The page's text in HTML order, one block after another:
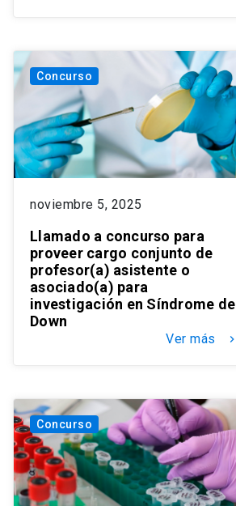
Concurso
noviembre 5, 2025
Llamado a concurso para
proveer cargo conjunto de
profesor(a) asistente o
asociado(a) para
investigación en Síndrome de
Down
Ver más keyboard_arrow_right
Concurso